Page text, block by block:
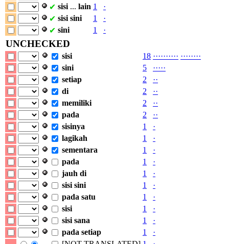
✔ sisi ... lain 1
·
✔ sisi sini 1
·
✔ sini 1 ·
UNCHECKED
sisi 18 ·········· ········
sini
5 ·····
setiap
2 ··
di
2 ··
memiliki
2 ··
pada
2 ··
sisinya
1
·
lagikah
1
·
sementara
1
·
pada
1
·
jauh di 1
·
sisi sini 1
·
pada satu 1
·
sisi
1
·
sisi sana 1
·
pada setiap 1
·